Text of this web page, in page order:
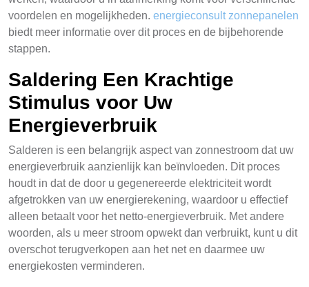
voordelen en mogelijkheden. energieconsult zonnepanelen
biedt meer informatie over dit proces en de bijbehorende
stappen.
Saldering Een Krachtige
Stimulus voor Uw
Energieverbruik
Salderen is een belangrijk aspect van zonnestroom dat uw
energieverbruik aanzienlijk kan beïnvloeden. Dit proces
houdt in dat de door u gegenereerde elektriciteit wordt
afgetrokken van uw energierekening, waardoor u effectief
alleen betaalt voor het netto-energieverbruik. Met andere
woorden, als u meer stroom opwekt dan verbruikt, kunt u dit
overschot terugverkopen aan het net en daarmee uw
energiekosten verminderen.